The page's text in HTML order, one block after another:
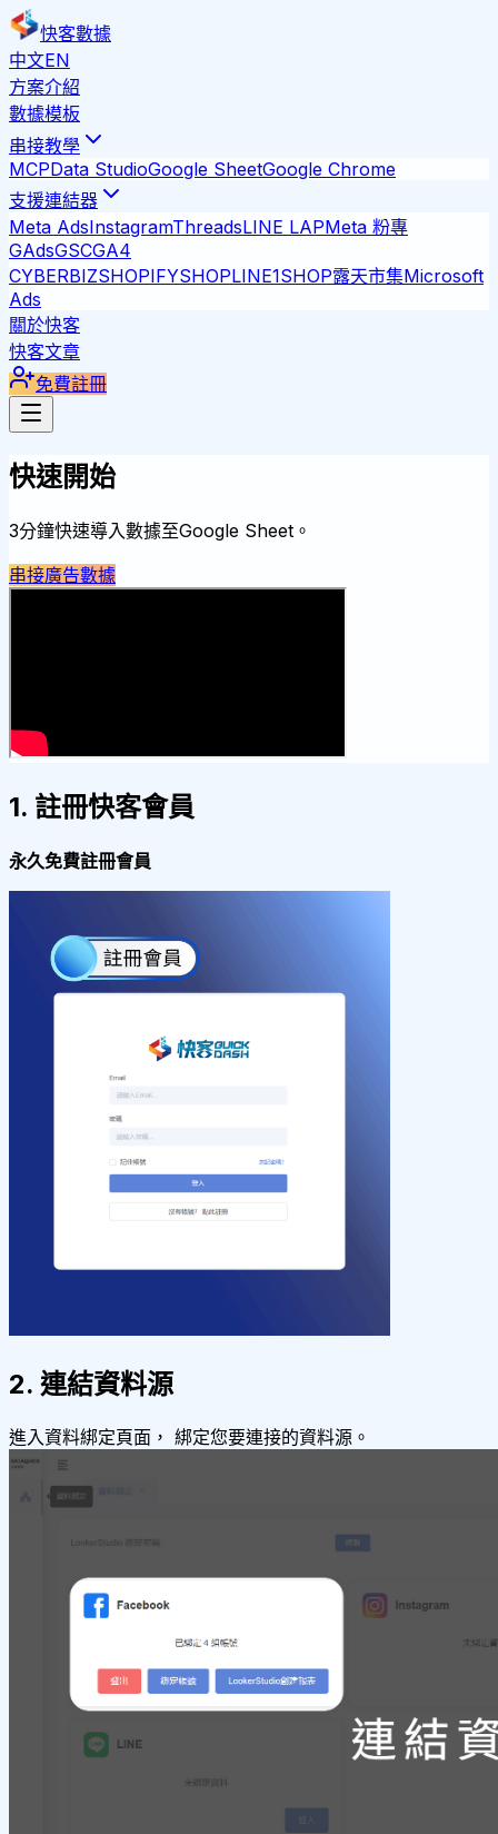
快客數據
中文EN
方案介紹
數據模板
串接教學
MCPData StudioGoogle SheetGoogle Chrome
支援連結器
Meta AdsInstagramThreadsLINE LAPMeta 粉專
GAdsGSCGA4
CYBERBIZSHOPIFYSHOPLINE1SHOP露天市集Microsoft
Ads
關於快客
快客文章
免費註冊
快速開始
3分鐘快速導入數據至Google Sheet。
串接廣告數據
1. 註冊快客會員
永久免費註冊會員
2. 連結資料源
進入資料綁定頁面， 綁定您要連接的資料源。